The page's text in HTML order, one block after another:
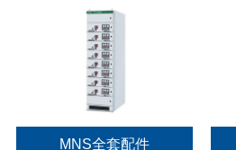
全套配件 GGD全